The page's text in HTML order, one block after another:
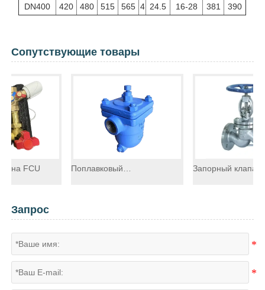
DN400
420 480 515 565 4 24.5 16-28 381 390
Сопутствующие товары
Поплавковый
Запорный клапан из
Запрос